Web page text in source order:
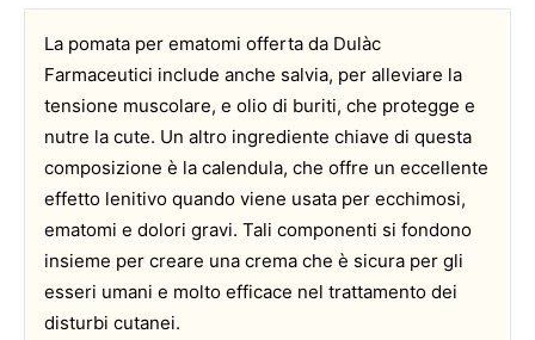
La pomata per ematomi offerta da Dulàc
Farmaceutici include anche salvia, per alleviare la
tensione muscolare, e olio di buriti, che protegge e
nutre la cute. Un altro ingrediente chiave di questa
composizione è la calendula, che offre un eccellente
effetto lenitivo quando viene usata per ecchimosi,
ematomi e dolori gravi. Tali componenti si fondono
insieme per creare una crema che è sicura per gli
esseri umani e molto efficace nel trattamento dei
disturbi cutanei.